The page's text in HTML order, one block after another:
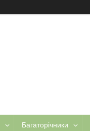
Багаторічники